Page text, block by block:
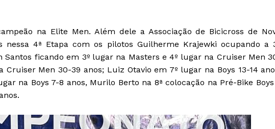
na Elite Men. Além dele a Associação de Bicicross de
nessa 4ª Etapa com os pilotos Guilherme Krajewki ocupando a
Santos ficando em 3º lugar na Masters e 4º lugar na Cruiser Men
Men 30-39 anos; Luiz Otavio em 7º lugar na Boys 13-14
na Boys 7-8 anos, Murilo Berto na 8ª colocação na Pré-Bike Boys